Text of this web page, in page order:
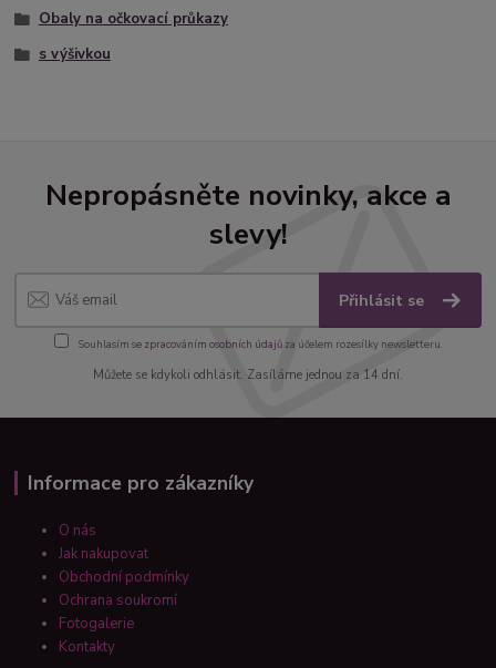
Obaly na očkovací průkazy
s výšivkou
Nepropásněte novinky, akce a
slevy!
Přihlásit se
Souhlasím se zpracováním osobních údajůza účelem rozesílky newsletteru.
Můžete se kdykoli odhlásit. Zasíláme jednou za 14 dní.
Informace pro zákazníky
O nás
Jak nakupovat
Obchodní podmínky
Ochrana soukromí
Fotogalerie
Kontakty